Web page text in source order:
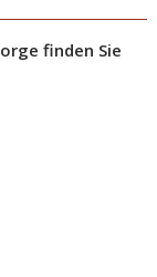
finden Sie